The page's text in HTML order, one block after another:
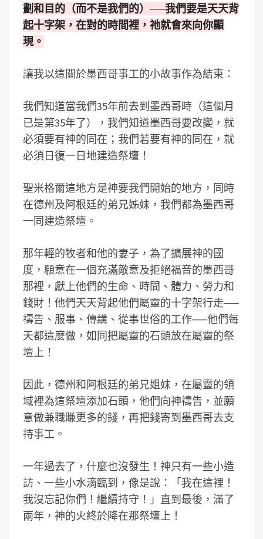
劃和目的（而不是我們的）──我們要是天天背
起十字架，在對的時間裡，祂就會來向你顯
現。
讓我以這關於墨西哥事工的小故事作為結束：
我們知道當我們35年前去到墨西哥時（這個月
已是第35年了），我們知道墨西哥要改變，就
必須要有神的同在；我們若要有神的同在，就
必須日復一日地建造祭壇！
聖米格爾這地方是神要我們開始的地方，同時
在德州及阿根廷的弟兄姊妹，我們都為墨西哥
一同建造祭壇。
那年輕的牧者和他的妻子，為了擴展神的國
度，願意在一個充滿敵意及拒絕福音的墨西哥
那裡，獻上他們的生命、時間、體力、勞力和
錢財！他們天天背起他們屬靈的十字架行走──
禱告、服事、傳講、從事世俗的工作──他們每
天都這麼做，如同把屬靈的石頭放在屬靈的祭
壇上！
因此，德州和阿根廷的弟兄姐妹，在屬靈的領
域裡為這祭壇添加石頭，他們向神禱告，並願
意做兼職賺更多的錢，再把錢寄到墨西哥去支
持事工。
一年過去了，什麼也沒發生！神只有一些小造
訪、一些小水滴臨到，像是說：「我在這裡！
我沒忘記你們！繼續持守！」直到最後，滿了
兩年，神的火終於降在那祭壇上！